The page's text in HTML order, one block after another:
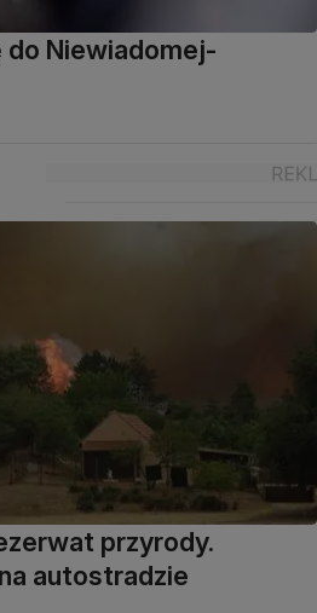
do Niewiadomej-
przyrody.
autostradzie